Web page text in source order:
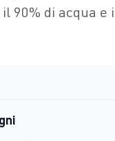
90% di acqua e